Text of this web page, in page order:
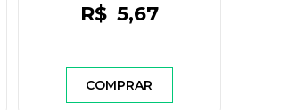
R$ 5,67
COMPRAR